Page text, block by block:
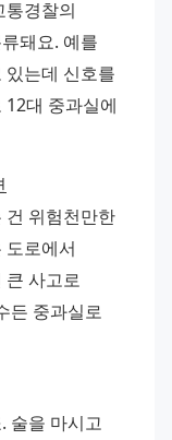
통경찰의
돼요. 예를
는데 신호를
대 중과실에
건 위험천만한
도로에서
큰 사고로
든 중과실로
술을 마시고